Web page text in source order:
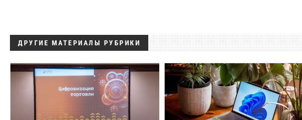
ДРУГИЕ МАТЕРИАЛЫ РУБРИКИ